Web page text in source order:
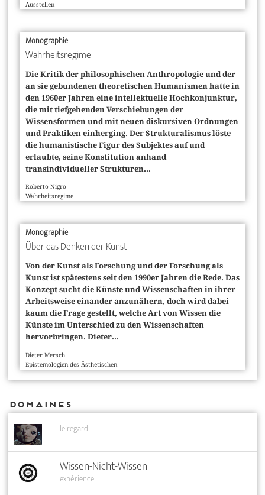
Ausstellen
Monographie
Wahrheitsregime
Die Kritik der philosophischen Anthropologie und der
an sie gebundenen theoretischen Humanismen hatte in
den 1960er Jahren eine intellektuelle Hochkonjunktur,
die mit tiefgehenden Verschiebungen der
Wissensformen und mit neuen diskursiven Ordnungen
und Praktiken einherging. Der Strukturalismus löste
die humanistische Figur des Subjektes auf und
erlaubte, seine Konstitution anhand
transindividueller Strukturen...
Roberto Nigro
Wahrheitsregime
Monographie
Über das Denken der Kunst
Von der Kunst als Forschung und der Forschung als
Kunst ist spätestens seit den 1990er Jahren die Rede. Das
Konzept sucht die Künste und Wissenschaften in ihrer
Arbeitsweise einander anzunähern, doch wird dabei
kaum die Frage gestellt, welche Art von Wissen die
Künste im Unterschied zu den Wissenschaften
hervorbringen. Dieter...
Dieter Mersch
Epistemologien des Ästhetischen
Domaines
le regard
Wissen-Nicht-Wissen
expérience